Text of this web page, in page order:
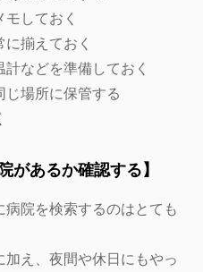
モしておく
に揃えておく
計などを準備しておく
じ場所に保管する
があるか確認する】
院を検索するのはとても
え、夜間や休日にもやっ